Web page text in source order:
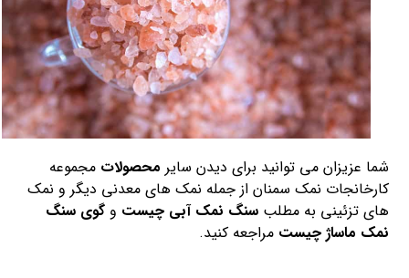
شما عزیزان می توانید برای دیدن سایر محصولات مجموعه
کارخانجات نمک سمنان از جمله نمک های معدنی دیگر و نمک
های تزئینی به مطلبسنگ نمک آبی چیست وگوی سنگ
نمک ماساژ چیست مراجعه کنید.